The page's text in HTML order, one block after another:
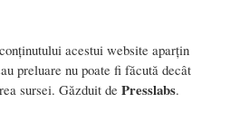
acestui website aparțin
preluare nu poate fi făcută decât
sursei. Găzduit de Presslabs.